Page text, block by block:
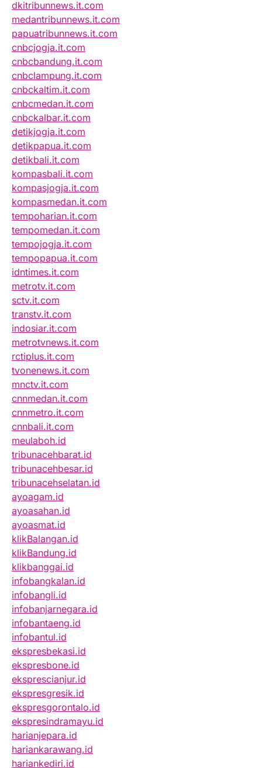
dkitribunnews.it.com
medantribunnews.it.com
papuatribunnews.it.com
cnbcjogja.it.com
cnbcbandung.it.com
cnbclampung.it.com
cnbckaltim.it.com
cnbcmedan.it.com
cnbckalbar.it.com
detikjogja.it.com
detikpapua.it.com
detikbali.it.com
kompasbali.it.com
kompasjogja.it.com
kompasmedan.it.com
tempoharian.it.com
tempomedan.it.com
tempojogja.it.com
tempopapua.it.com
idntimes.it.com
metrotv.it.com
sctv.it.com
transtv.it.com
indosiar.it.com
metrotvnews.it.com
rctiplus.it.com
tvonenews.it.com
mnctv.it.com
cnnmedan.it.com
cnnmetro.it.com
cnnbali.it.com
meulaboh.id
tribunacehbarat.id
tribunacehbesar.id
tribunacehselatan.id
ayoagam.id
ayoasahan.id
ayoasmat.id
klikBalangan.id
klikBandung.id
klikbanggai.id
infobangkalan.id
infobangli.id
infobanjarnegara.id
infobantaeng.id
infobantul.id
ekspresbekasi.id
ekspresbone.id
eksprescianjur.id
ekspresgresik.id
ekspresgorontalo.id
ekspresindramayu.id
harianjepara.id
hariankarawang.id
hariankediri.id